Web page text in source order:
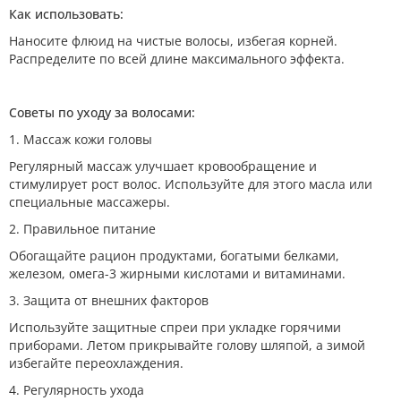
Как использовать:
Наносите флюид на чистые волосы, избегая корней.
Распределите по всей длине максимального эффекта.
Советы по уходу за волосами:
1. Массаж кожи головы
Регулярный массаж улучшает кровообращение и
стимулирует рост волос. Используйте для этого масла или
специальные массажеры.
2. Правильное питание
Обогащайте рацион продуктами, богатыми белками,
железом, омега-3 жирными кислотами и витаминами.
3. Защита от внешних факторов
Используйте защитные спреи при укладке горячими
приборами. Летом прикрывайте голову шляпой, а зимой
избегайте переохлаждения.
4. Регулярность ухода